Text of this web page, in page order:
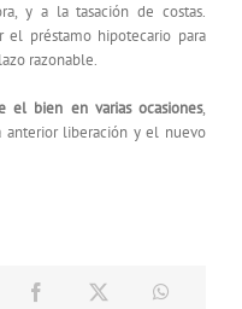
y a la tasación de costas.
el préstamo hipotecario para
razonable.
el bien en varias ocasiones,
liberación y el nuevo